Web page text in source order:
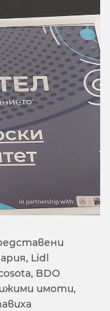
Lidl
BDO
имоти,